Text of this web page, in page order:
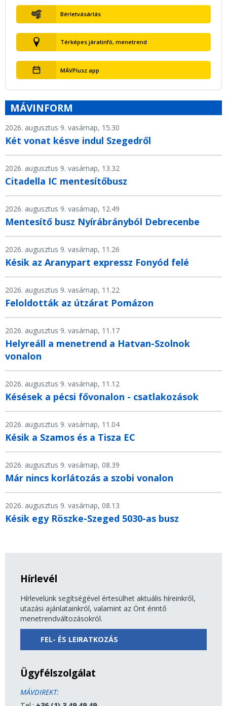
Bérletvásárlás
Térképes járatinfó, menetrend
MÁVPlusz app
MÁVINFORM
2026. augusztus 9. vasárnap, 15.30
Két vonat késve indul Szegedről
2026. augusztus 9. vasárnap, 13.32
Citadella IC mentesítőbusz
2026. augusztus 9. vasárnap, 12.49
Mentesítő busz Nyírábrányból Debrecenbe
2026. augusztus 9. vasárnap, 11.26
Késik az Aranypart expressz Fonyód felé
2026. augusztus 9. vasárnap, 11.22
Feloldották az útzárat Pomázon
2026. augusztus 9. vasárnap, 11.17
Helyreáll a menetrend a Hatvan-Szolnok
vonalon
2026. augusztus 9. vasárnap, 11.12
Késések a pécsi fővonalon - csatlakozások
2026. augusztus 9. vasárnap, 11.04
Késik a Szamos és a Tisza EC
2026. augusztus 9. vasárnap, 08.39
Már nincs korlátozás a szobi vonalon
2026. augusztus 9. vasárnap, 08.13
Késik egy Röszke-Szeged 5030-as busz
Hírlevél
Hírlevelünk segítségével értesülhet aktuális híreinkről,
utazási ajánlatainkról, valamint az Önt érintő
menetrendváltozásokról.
FEL- ÉS LEIRATKOZÁS
Ügyfélszolgálat
MÁVDIREKT: